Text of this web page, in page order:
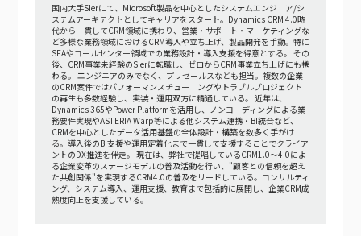
国内大手SIerにて、Microsoft製品を中心としたシステムエンジニア/シ
ステムアーキテクトとしてキャリアをスタート。Dynamics CRM 4.0時
代から一貫してCRM領域に携わり、営業・サポート・マーケティングな
ど多様な業務領域におけるCRM導入や立ち上げ、製品開発を手動。特に
SFAやコールセンター領域での業務設計・導入支援を得意とする。 その
後、CRM事業未経験のSIerに転職し、ゼロからCRM事業立ち上げにも携
わる。 エンジニアのみでなく、プリセールスなども担当。複数の企業
のCRM案件ではパフォーマンスチューニングやトラブルプロジェクト
の再生も多数経験し、実装・運用双方に精通している。 近年は、
Dynamics 365やPower Platformを活用し、ノンコーディングによる業
務要件実現やASTERIA Warp等による他システム連携・BI統合など、
CRMを中心としたデータ活用基盤の全体設計・構築を数多く手がけ
る。導入後のBI支援や運用定着化まで一貫して支援することでクライア
ントのDX推進を伴走。 現在は、弊社で提唱しているCRM1.0～4.0によ
る企業変革のステージモデルの普及活動を行い、"顧客との信頼を超え
た共創関係"を実現するCRM4.0の普及をリードしている。コンサルティ
ング、システム導入、運用支援、教育まで包括的に展開し、企業CRM成
熟度向上を支援している。